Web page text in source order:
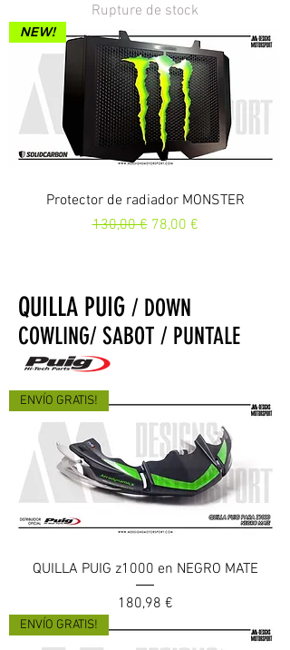
Rupture de stock
NEW!
Protector de radiador MONSTER
Prix original
130,00 € Prix promotionnel
78,00 €
QUILLA PUIG / DOWN
COWLING/ SABOT / PUNTALE
ENVÍO GRATIS!
QUILLA PUIG z1000 en NEGRO MATE
Prix
180,98 €
ENVÍO GRATIS!